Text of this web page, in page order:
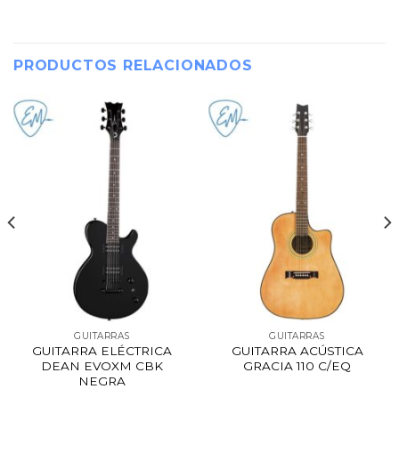
PRODUCTOS RELACIONADOS
GUITARRAS
GUITARRA ELÉCTRICA
DEAN EVOXM CBK
NEGRA
GUITARRAS
GUITARRA ACÚSTICA
GRACIA 110 C/EQ